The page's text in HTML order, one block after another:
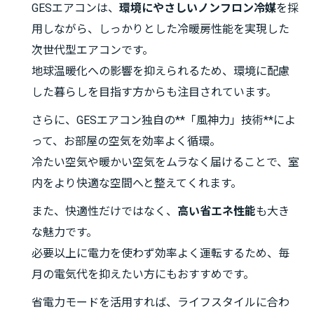
GESエアコンは、 環境にやさしいノンフロン冷媒を採
用しながら、しっかりとした冷暖房性能を実現した
次世代型エアコンです。
地球温暖化への影響を抑えられるため、環境に配慮
した暮らしを目指す方からも注目されています。
さらに、GESエアコン独自の**「風神力」技術**によ
って、お部屋の空気を効率よく循環。
冷たい空気や暖かい空気をムラなく届けることで、室
内をより快適な空間へと整えてくれます。
また、快適性だけではなく、 高い省エネ性能も大き
な魅力です。
必要以上に電力を使わず効率よく運転するため、毎
月の電気代を抑えたい方にもおすすめです。
省電力モードを活用すれば、ライフスタイルに合わ